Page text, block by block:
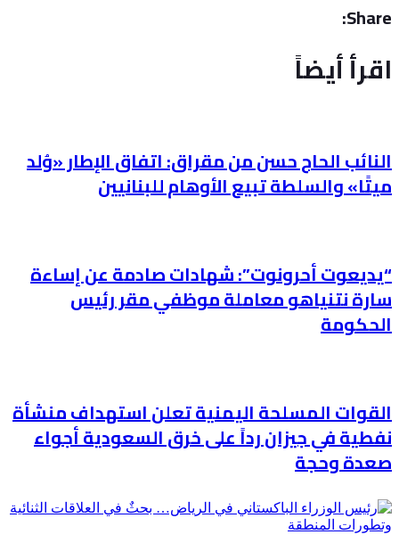
Share:
اقرأ أيضاً
النائب الحاج حسن من مقراق: اتفاق الإطار «وُلد
ميتًا» والسلطة تبيع الأوهام للبنانيين
“يديعوت أحرونوت”: شهادات صادمة عن إساءة
سارة نتنياهو معاملة موظفي مقر رئيس
الحكومة
القوات المسلحة اليمنية تعلن استهداف منشأة
نفطية في جيزان رداً على خرق السعودية أجواء
صعدة وحجة